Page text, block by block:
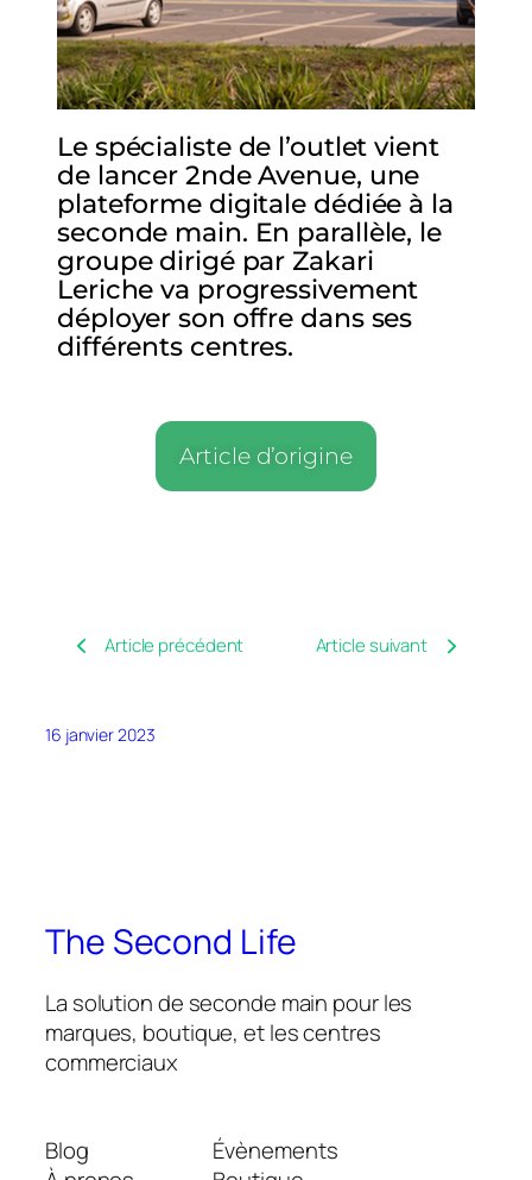
Le spécialiste de l’outlet vient
de lancer 2nde Avenue, une
plateforme digitale dédiée à la
seconde main. En parallèle, le
groupe dirigé par Zakari
Leriche va progressivement
déployer son offre dans ses
différents centres.
Article d’origine
Article précédent Article suivant
16 janvier 2023
The Second Life
La solution de seconde main pour les
marques, boutique, et les centres
commerciaux
Blog
Évènements